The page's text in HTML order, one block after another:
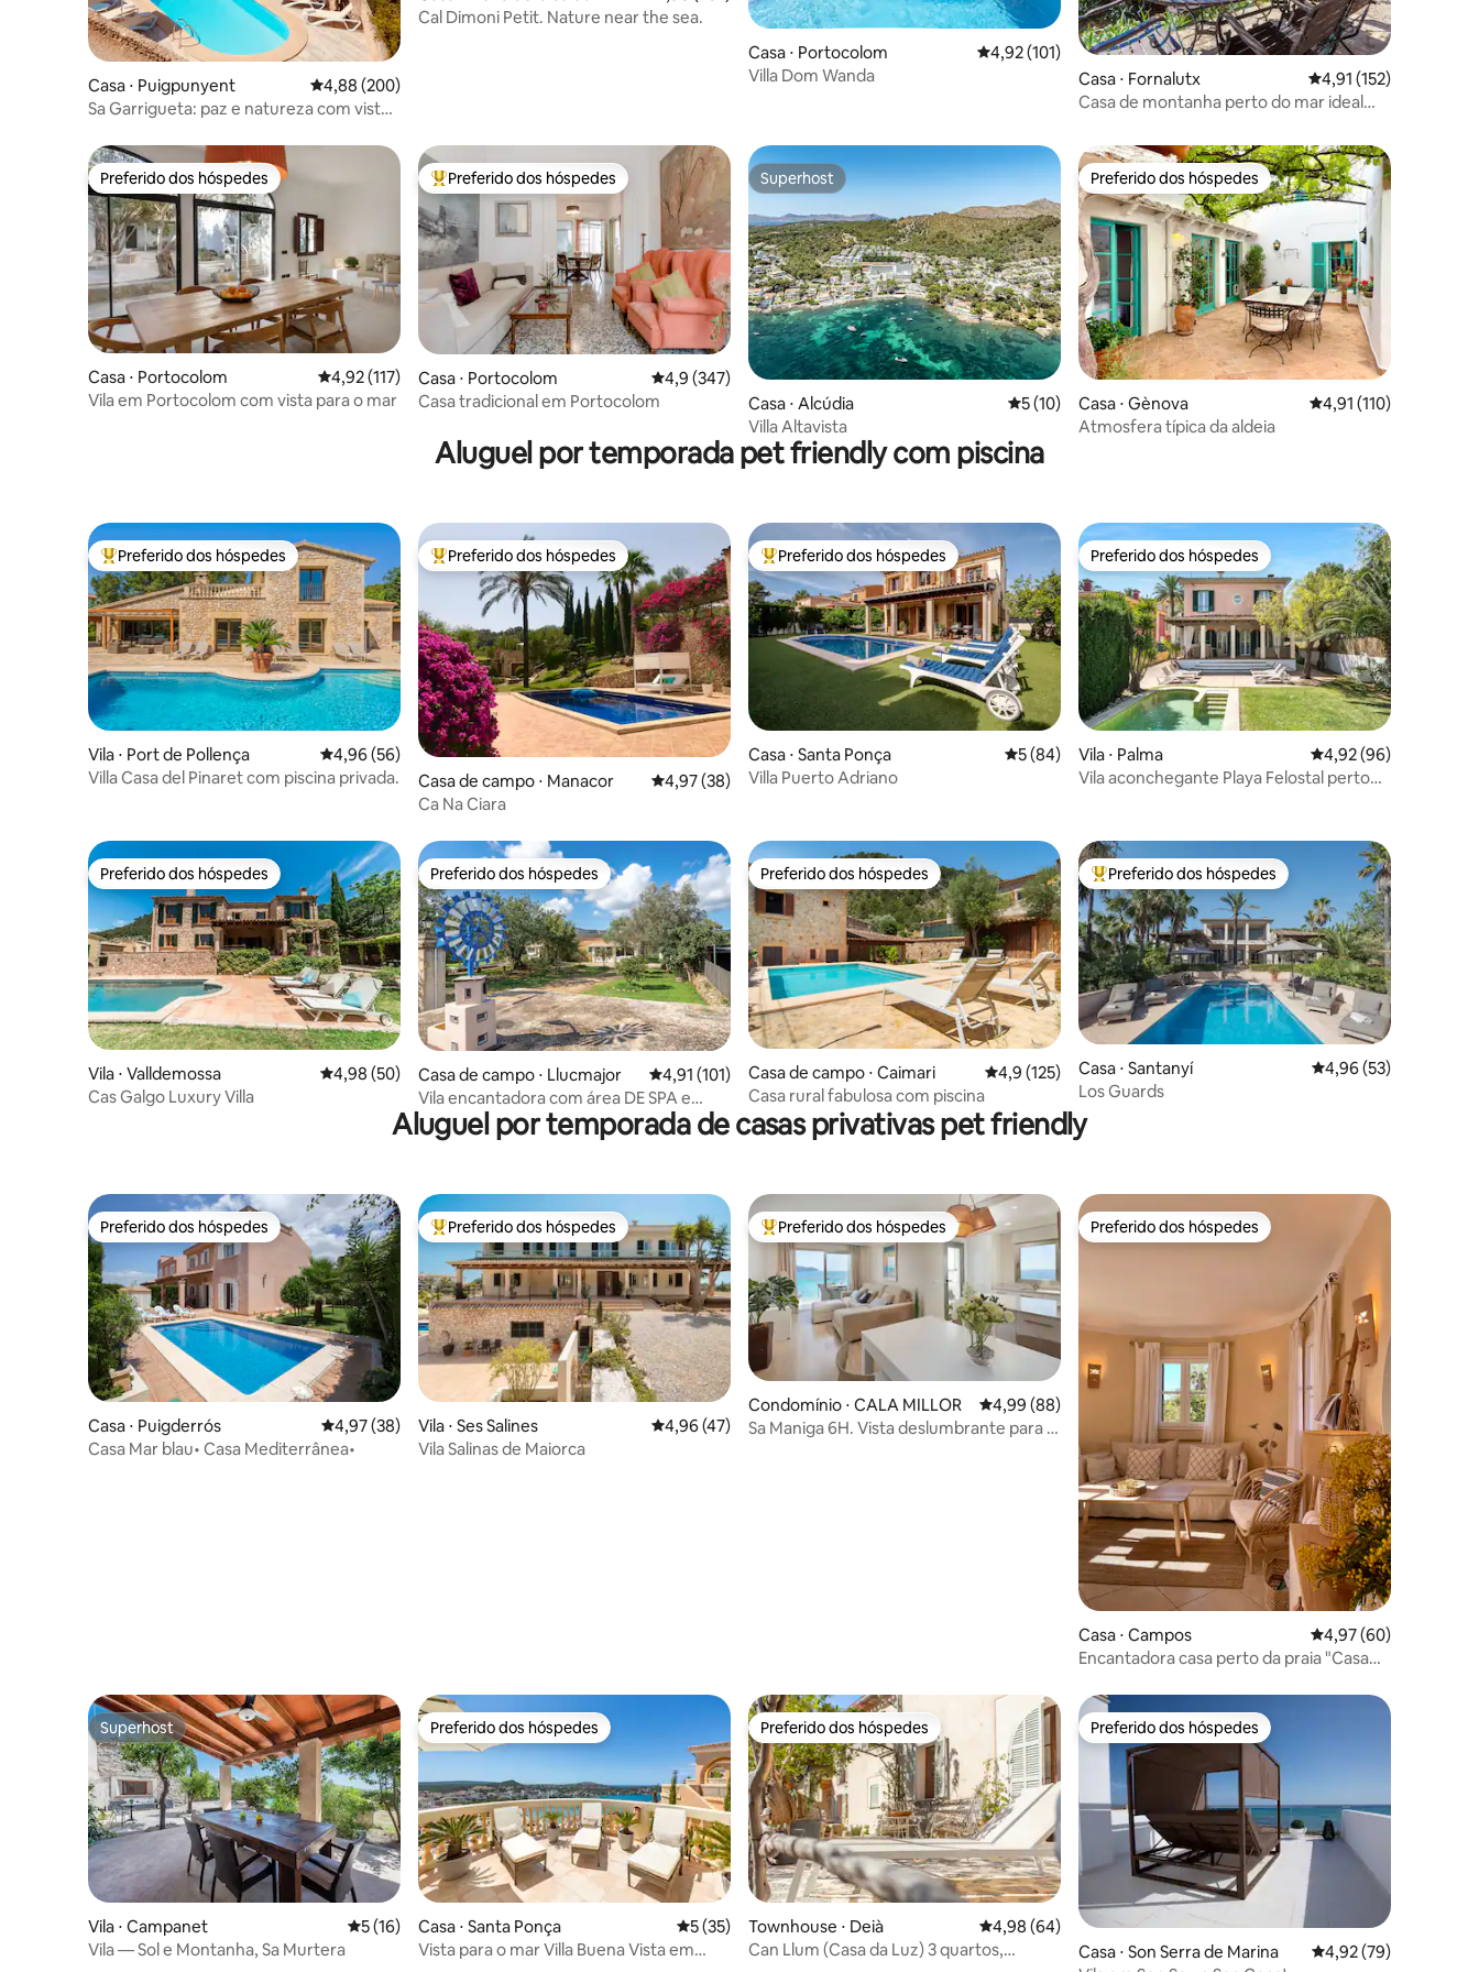
Casa ⋅ Puigpunyent 4,88 de uma avaliação média de 5, 200 avaliações
4,88 (200)
Sa Garrigueta: paz e natureza com vista
Cal Dimoni Petit. Nature near the sea.
Casa ⋅ Portocolom 4,92 de uma avaliação média de 5, 101 avaliações
4,92 (101)
Villa Dom Wanda
Casa ⋅ Fornalutx 4,91 de uma avaliação
4,91 (152)
Casa de montanha perto do mar ideal
Preferido dos hóspedes
Preferido dos hóspedes
Casa ⋅ Portocolom 4,92 de uma avaliação média de 5, 117 avaliações
4,92 (117)
Vila em Portocolom com vista para o mar
Entre os melhores preferidos dos hóspedes
Preferido dos hóspedes
Casa ⋅ Portocolom 4,9 de uma avaliação média de 5, 347 avaliações
4,9 (347)
Casa tradicional em Portocolom
Superhost
Superhost
Casa ⋅ Alcúdia 5 de uma avaliação média de 5, 10 avaliações
5 (10)
Villa Altavista
Preferido dos hóspedes
Preferido dos hóspedes
Casa ⋅ Gènova 4,91 de uma avaliação
4,91 (110)
Atmosfera típica da aldeia
Aluguel por temporada pet friendly com piscina
Entre os melhores preferidos dos hóspedes
Preferido dos hóspedes
Vila ⋅ Port de Pollença 4,96 de uma avaliação média de 5, 56 avaliações
4,96 (56)
Villa Casa del Pinaret com piscina privada.
Entre os melhores preferidos dos hóspedes
Preferido dos hóspedes
Casa de campo ⋅ Manacor 4,97 de uma avaliação média de 5, 38 avaliações
4,97 (38)
Ca Na Ciara
Entre os melhores preferidos dos hóspedes
Preferido dos hóspedes
Casa ⋅ Santa Ponça 5 de uma avaliação média de 5, 84 avaliações
5 (84)
Villa Puerto Adriano
Preferido dos hóspedes
Preferido dos hóspedes
Vila ⋅ Palma 4,92 de uma
4,92 (96)
Vila aconchegante Playa Felostal perto
Preferido dos hóspedes
Preferido dos hóspedes
Vila ⋅ Valldemossa 4,98 de uma avaliação média de 5, 50 avaliações
4,98 (50)
Cas Galgo Luxury Villa
Preferido dos hóspedes
Preferido dos hóspedes
Casa de campo ⋅ Llucmajor 4,91 de uma avaliação média de 5, 101 avaliações
4,91 (101)
Vila encantadora com área DE SPA e
piscina em Llucmajor
Preferido dos hóspedes
Preferido dos hóspedes
Casa de campo ⋅ Caimari 4,9 de uma avaliação média de 5, 125 avaliações
4,9 (125)
Casa rural fabulosa com piscina
Entre os melhores preferidos dos hóspedes
Preferido dos hóspedes
Casa ⋅ Santanyí 4,96 de uma
4,96 (53)
Los Guards
Aluguel por temporada de casas privativas pet friendly
Preferido dos hóspedes
Preferido dos hóspedes
Casa ⋅ Puigderrós 4,97 de uma avaliação média de 5, 38 avaliações
4,97 (38)
Casa Mar blau• Casa Mediterrânea•
Entre os melhores preferidos dos hóspedes
Preferido dos hóspedes
Vila ⋅ Ses Salines 4,96 de uma avaliação média de 5, 47 avaliações
4,96 (47)
Vila Salinas de Maiorca
Entre os melhores preferidos dos hóspedes
Preferido dos hóspedes
Condomínio ⋅ CALA MILLOR 4,99 de uma avaliação média de 5, 88 avaliações
4,99 (88)
Sa Maniga 6H. Vista deslumbrante para o
Preferido dos hóspedes
Preferido dos hóspedes
Casa ⋅ Campos 4,97 de uma
4,97 (60)
Encantadora casa perto da praia "Casa
Superhost
Superhost
Vila ⋅ Campanet 5 de uma avaliação média de 5, 16 avaliações
5 (16)
Vila — Sol e Montanha, Sa Murtera
Preferido dos hóspedes
Preferido dos hóspedes
Casa ⋅ Santa Ponça 5 de uma avaliação média de 5, 35 avaliações
5 (35)
Vista para o mar Villa Buena Vista em
Preferido dos hóspedes
Preferido dos hóspedes
Townhouse ⋅ Deià 4,98 de uma avaliação média de 5, 64 avaliações
4,98 (64)
Can Llum (Casa da Luz) 3 quartos,
Preferido dos hóspedes
Preferido dos hóspedes
Casa ⋅ Son Serra de Marina 4,92 de uma
4,92 (79)